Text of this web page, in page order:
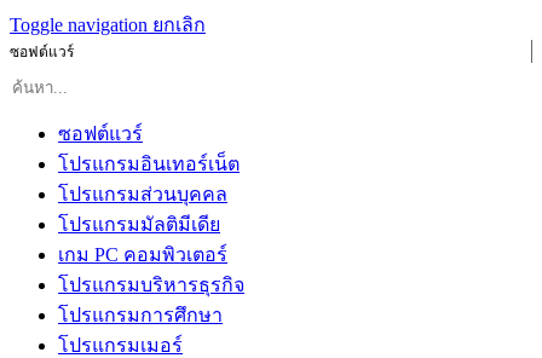
Toggle navigation ยกเลิก
ซอฟต์แวร์
ซอฟต์แวร์
โปรแกรมอินเทอร์เน็ต
โปรแกรมส่วนบุคคล
โปรแกรมมัลติมีเดีย
เกม PC คอมพิวเตอร์
โปรแกรมบริหารธุรกิจ
โปรแกรมการศึกษา
โปรแกรมเมอร์